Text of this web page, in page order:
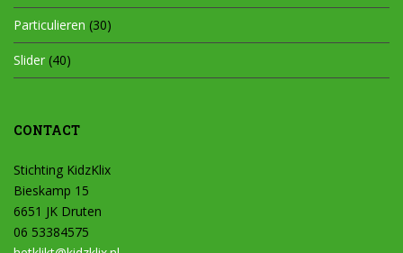
Particulieren (30)
Slider (40)
CONTACT
Stichting KidzKlix
Bieskamp 15
6651 JK Druten
06 53384575